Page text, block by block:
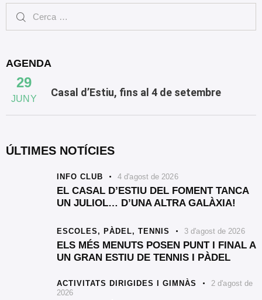
AGENDA
29
JUNY
Casal d’Estiu, fins al 4 de setembre
ÚLTIMES NOTÍCIES
INFO CLUB 4 d'agost de 2026
EL CASAL D’ESTIU DEL FOMENT TANCA
UN JULIOL… D’UNA ALTRA GALÀXIA!
ESCOLES, PÀDEL, TENNIS 3 d'agost de 2026
ELS MÉS MENUTS POSEN PUNT I FINAL A
UN GRAN ESTIU DE TENNIS I PÀDEL
ACTIVITATS DIRIGIDES I GIMNÀS
2 d'agost de
2026